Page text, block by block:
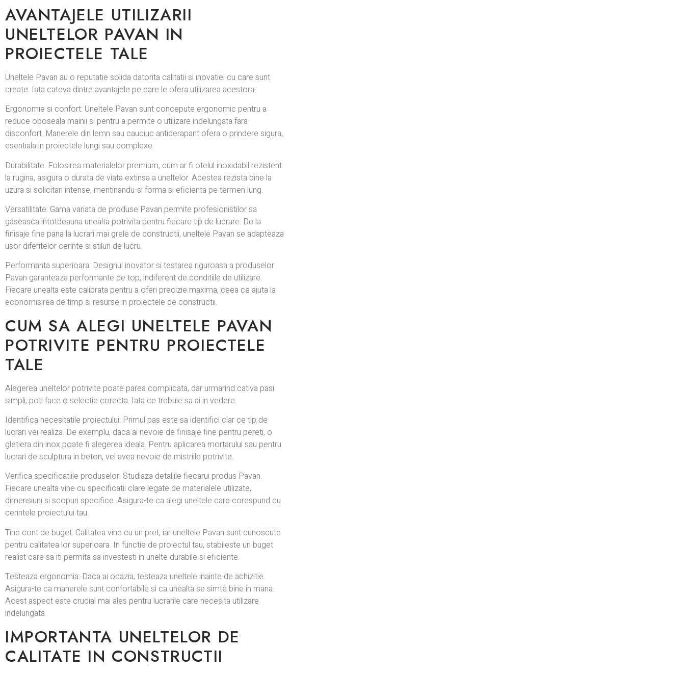
AVANTAJELE UTILIZARII
UNELTELOR PAVAN IN
PROIECTELE TALE
Uneltele Pavan au o reputatie solida datorita calitatii si inovatiei cu care sunt
create. Iata cateva dintre avantajele pe care le ofera utilizarea acestora:
Ergonomie si confort: Uneltele Pavan sunt concepute ergonomic pentru a
reduce oboseala mainii si pentru a permite o utilizare indelungata fara
disconfort. Manerele din lemn sau cauciuc antiderapant ofera o prindere sigura,
esentiala in proiectele lungi sau complexe.
Durabilitate: Folosirea materialelor premium, cum ar fi otelul inoxidabil rezistent
la rugina, asigura o durata de viata extinsa a uneltelor. Acestea rezista bine la
uzura si solicitari intense, mentinandu-si forma si eficienta pe termen lung.
Versatilitate: Gama variata de produse Pavan permite profesionistilor sa
gaseasca intotdeauna unealta potrivita pentru fiecare tip de lucrare. De la
finisaje fine pana la lucrari mai grele de constructii, uneltele Pavan se adapteaza
usor diferitelor cerinte si stiluri de lucru.
Performanta superioara: Designul inovator si testarea riguroasa a produselor
Pavan garanteaza performante de top, indiferent de conditiile de utilizare.
Fiecare unealta este calibrata pentru a oferi precizie maxima, ceea ce ajuta la
economisirea de timp si resurse in proiectele de constructii.
CUM SA ALEGI UNELTELE PAVAN
POTRIVITE PENTRU PROIECTELE
TALE
Alegerea uneltelor potrivite poate parea complicata, dar urmarind cativa pasi
simpli, poti face o selectie corecta. Iata ce trebuie sa ai in vedere:
Identifica necesitatile proiectului: Primul pas este sa identifici clar ce tip de
lucrari vei realiza. De exemplu, daca ai nevoie de finisaje fine pentru pereti, o
gletiera din inox poate fi alegerea ideala. Pentru aplicarea mortarului sau pentru
lucrari de sculptura in beton, vei avea nevoie de mistriile potrivite.
Verifica specificatiile produselor: Studiaza detaliile fiecarui produs Pavan.
Fiecare unealta vine cu specificatii clare legate de materialele utilizate,
dimensiuni si scopuri specifice. Asigura-te ca alegi uneltele care corespund cu
cerintele proiectului tau.
Tine cont de buget: Calitatea vine cu un pret, iar uneltele Pavan sunt cunoscute
pentru calitatea lor superioara. In functie de proiectul tau, stabileste un buget
realist care sa iti permita sa investesti in unelte durabile si eficiente.
Testeaza ergonomia: Daca ai ocazia, testeaza uneltele inainte de achizitie.
Asigura-te ca manerele sunt confortabile si ca unealta se simte bine in mana.
Acest aspect este crucial mai ales pentru lucrarile care necesita utilizare
indelungata.
IMPORTANTA UNELTELOR DE
CALITATE IN CONSTRUCTII